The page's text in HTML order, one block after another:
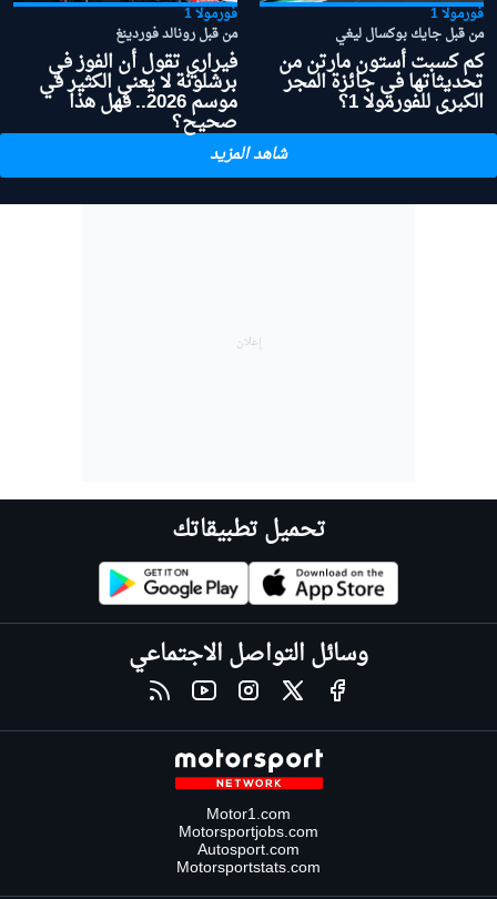
فورمولا 1
من قبل جايك بوكسال ليغي
كم كسبت أستون مارتن من
تحديثاتها في جائزة المجر
الكبرى للفورمولا 1؟
فورمولا 1
من قبل رونالد فوردينغ
فيراري تقول أن الفوز في
برشلونة لا يعني الكثير في
موسم 2026.. فهل هذا
صحيح؟
شاهد المزيد
تحميل تطبيقاتك
وسائل التواصل الاجتماعي
Motor1.com
Motorsportjobs.com
Autosport.com
Motorsportstats.com